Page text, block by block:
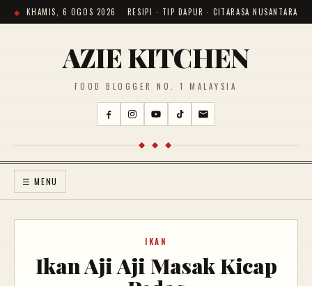
KHAMIS, 6 OGOS 2026 RESIPI · TIP DAPUR · CITARASA NUSANTARA
AZIE KITCHEN
FOOD BLOGGER NO. 1 MALAYSIA
◆ ◆ ◆
☰ MENU
IKAN
Ikan Aji Aji Masak Kicap